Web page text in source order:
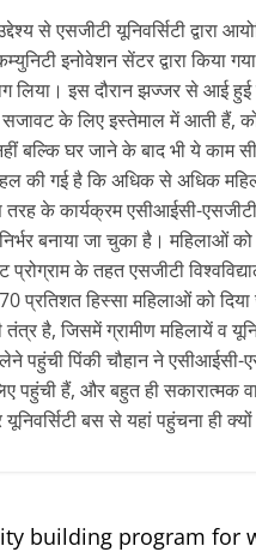
से एसजीटी यूनिवर्सिटी द्वारा
इनोवेशन सेंटर द्वारा किया
इस दौरान झज्जर से आई हुई
के लिए इस्तेमाल में आती हैं,
बल्कि घर जाने के बाद भी ये
की गई है कि अधिक से अधिक
तरह के कार्यक्रम एसीआईसी-
बनाया जा चुका है। महिलाओं
के तहत एसजीटी
प्रतिशत हिस्सा महिलाओं को
तंत्र है, जिसमें ग्रामीण महिलायें
पहुंची पिंकी चौहान ने
पहुंची हैं, और बहुत ही सकारात्मक
यूनिवर्सिटी बस से यहां पहुंचना ही क्यों
building program for